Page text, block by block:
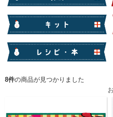
8件の商品が見つかりました